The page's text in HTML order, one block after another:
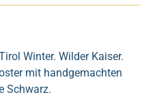
Winter. Wilder Kaiser.
mit handgemachten
Schwarz.